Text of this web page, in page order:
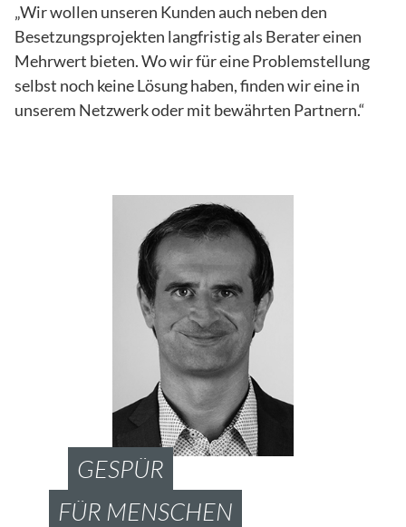
„Wir wollen unseren Kunden auch neben den
Besetzungsprojekten langfristig als Berater einen
Mehrwert bieten. Wo wir für eine Problemstellung
selbst noch keine Lösung haben, finden wir eine in
unserem Netzwerk oder mit bewährten Partnern.“
GESPÜR
FÜR MENSCHEN